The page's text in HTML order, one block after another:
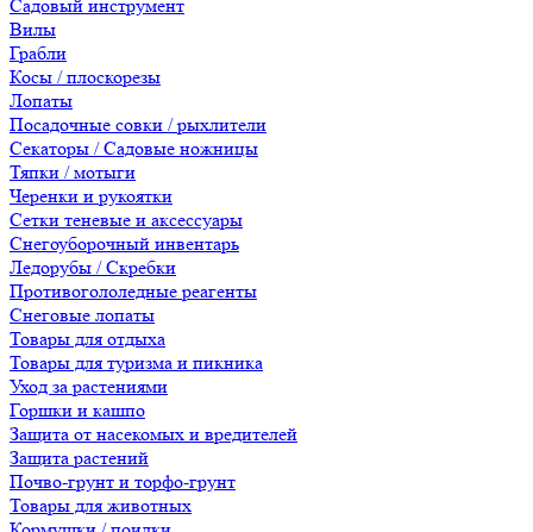
Садовый инструмент
Вилы
Грабли
Косы / плоскорезы
Лопаты
Посадочные совки / рыхлители
Секаторы / Садовые ножницы
Тяпки / мотыги
Черенки и рукоятки
Сетки теневые и аксессуары
Снегоуборочный инвентарь
Ледорубы / Скребки
Противогололедные реагенты
Снеговые лопаты
Товары для отдыха
Товары для туризма и пикника
Уход за растениями
Горшки и кашпо
Защита от насекомых и вредителей
Защита растений
Почво-грунт и торфо-грунт
Товары для животных